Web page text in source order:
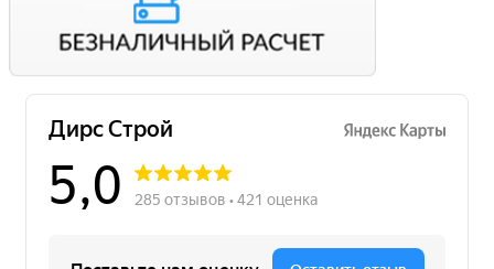
с НДС. Для этого попросите менеджера выставить вам
счет на оплату.